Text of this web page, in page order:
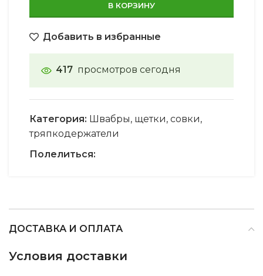
В КОРЗИНУ
Добавить в избранные
417 просмотров сегодня
Категория: Швабры, щетки, совки,
тряпкодержатели
Полелиться:
ДОСТАВКА И ОПЛАТА
Условия доставки